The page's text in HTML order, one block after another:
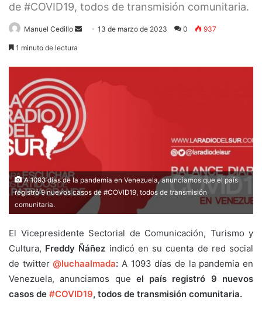
de #COVID19, todos de transmisión comunitaria.
Manuel Cedillo
Send13 de marzo de 2023 0 937
1 minuto de lectura
A 1093 días de la pandemia en Venezuela, anunciamos que el país
registró 9 nuevos casos de #COVID19, todos de transmisión
comunitaria.
El Vicepresidente Sectorial de Comunicación, Turismo y
Cultura, Freddy Ñáñez indicó en su cuenta de red social
de twitter @luchaalmada: A 1093 días de la pandemia en
Venezuela, anunciamos que el país registró 9 nuevos
casos de #COVID19, todos de transmisión comunitaria.